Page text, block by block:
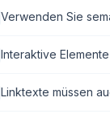
Verwenden Sie
Interaktive
Linktexte müssen